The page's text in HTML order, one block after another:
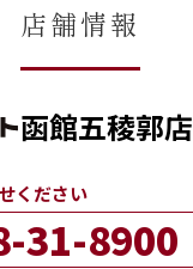
店舗情報
函館五稜郭店
ください
31-8900